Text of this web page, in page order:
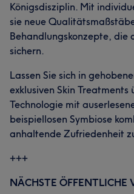
Königsdisziplin. Mit
sie neue
Behandlungskonzepte, die
sichern.
Lassen Sie sich in
exklusiven Skin
Technologie mit
beispiellosen Symbiose
anhaltende Zufriedenheit
+++
NÄCHSTE ÖFFENTLICHE